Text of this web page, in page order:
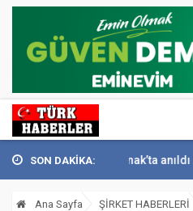
SON DAKİKA:
Sivri Konak’ta anıldı
Ana Sayfa ŞİRKET HABERLERİ